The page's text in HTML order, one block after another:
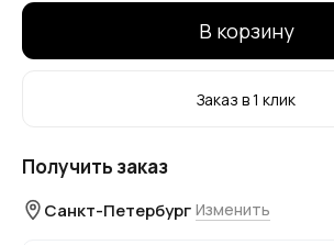
В корзину
Заказ в 1 клик
Получить заказ
Санкт-Петербург Изменить